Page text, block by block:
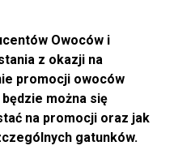
Owoców i
z okazji na
promocji owoców
można się
na promocji oraz jak
gatunków.